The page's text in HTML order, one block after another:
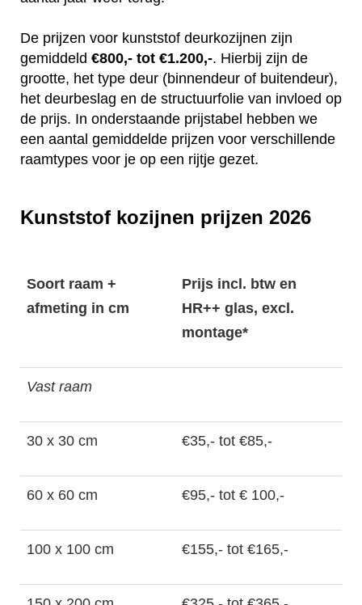
De prijzen voor kunststof deurkozijnen zijn
gemiddeld €800,- tot €1.200,-. Hierbij zijn de
grootte, het type deur (binnendeur of buitendeur),
het deurbeslag en de structuurfolie van invloed op
de prijs. In onderstaande prijstabel hebben we
een aantal gemiddelde prijzen voor verschillende
raamtypes voor je op een rijtje gezet.
Kunststof kozijnen prijzen 2026
Soort raam +
afmeting in cm
Prijs incl. btw en
HR++ glas, excl.
montage*
Vast raam
30 x 30 cm €35,- tot €85,-
60 x 60 cm €95,- tot € 100,-
100 x 100 cm €155,- tot €165,-